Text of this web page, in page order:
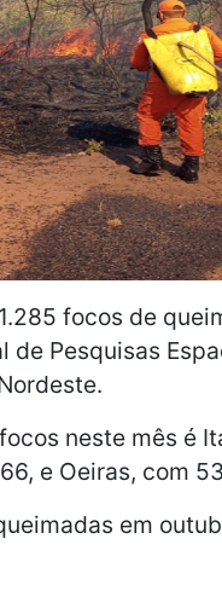
focos de
de Pesquisas
neste mês é
e Oeiras, com
em